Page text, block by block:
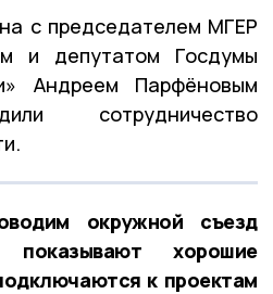
с председателем МГЕР
и депутатом Госдумы
Андреем Парфёновым
сотрудничество
окружной съезд
хорошие
к проектам